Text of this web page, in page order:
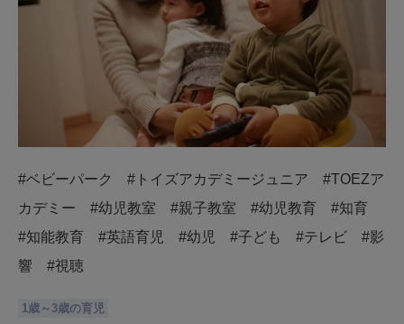
#ベビーパーク #トイズアカデミージュニア #TOEZア
カデミー #幼児教室 #親子教室 #幼児教育 #知育
#知能教育 #英語育児 #幼児 #子ども #テレビ #影
響 #視聴
1歳～3歳の育児